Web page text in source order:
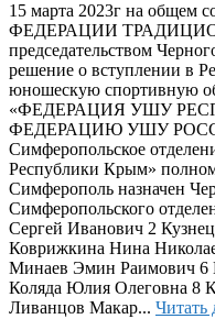
15 марта 2023г на
ФЕДЕРАЦИИ
председательством
решение о вступлении в
юношескую спортивную
«ФЕДЕРАЦИЯ УШУ
ФЕДЕРАЦИЮ УШУ
Симферопольское
Республики Крым»
Симферополь назначен
Симферопольского
Сергей Иванович 2
Коврижкина Нина
Минаев Эмин Раимович 6
Коляда Юлия Олеговна 8
Ливанцов Макар... Читать